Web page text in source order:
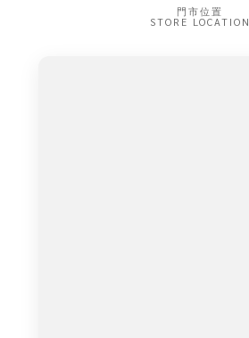
門市位置
STORE LOCATION